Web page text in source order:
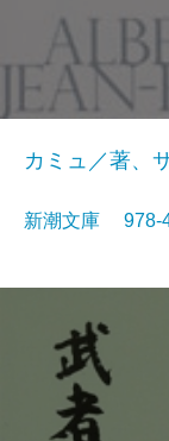
カミュ／著、
新潮文庫 978-